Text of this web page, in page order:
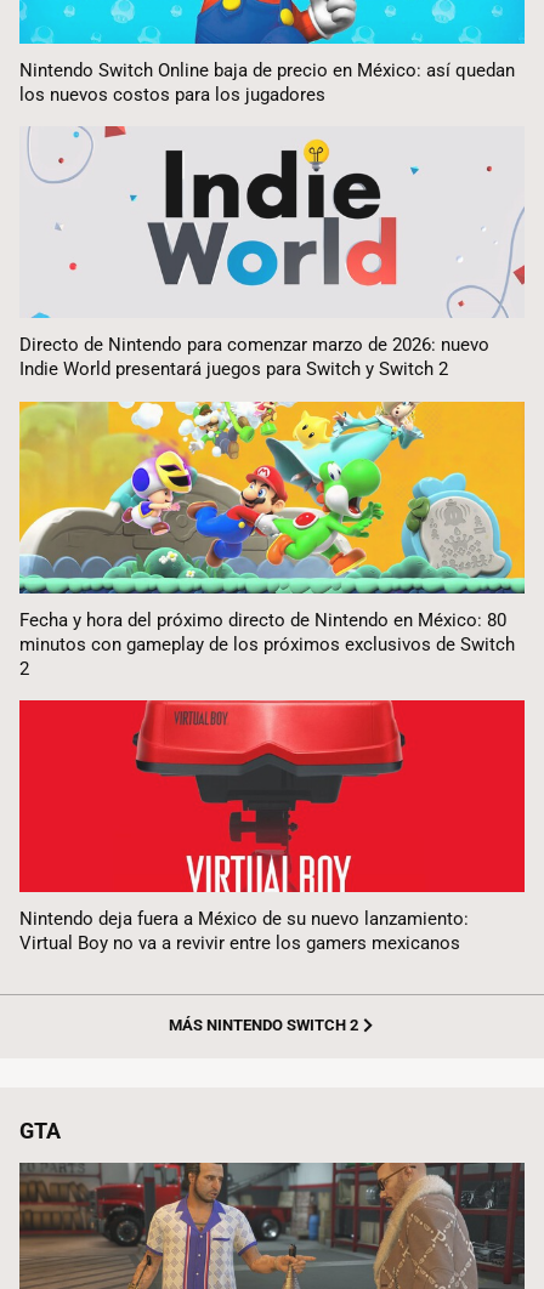
Nintendo Switch Online baja de precio en México: así quedan
los nuevos costos para los jugadores
Directo de Nintendo para comenzar marzo de 2026: nuevo
Indie World presentará juegos para Switch y Switch 2
Fecha y hora del próximo directo de Nintendo en México: 80
minutos con gameplay de los próximos exclusivos de Switch
2
Nintendo deja fuera a México de su nuevo lanzamiento:
Virtual Boy no va a revivir entre los gamers mexicanos
MÁS NINTENDO SWITCH 2
GTA